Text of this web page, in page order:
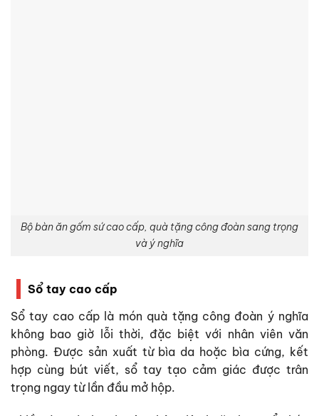
Bộ bàn ăn gốm sứ cao cấp, quà tặng công đoàn sang trọng
và ý nghĩa
Sổ tay cao cấp
Sổ tay cao cấp là món quà tặng công đoàn ý nghĩa
không bao giờ lỗi thời, đặc biệt với nhân viên văn
phòng. Được sản xuất từ bìa da hoặc bìa cứng, kết
hợp cùng bút viết, sổ tay tạo cảm giác được trân
trọng ngay từ lần đầu mở hộp.